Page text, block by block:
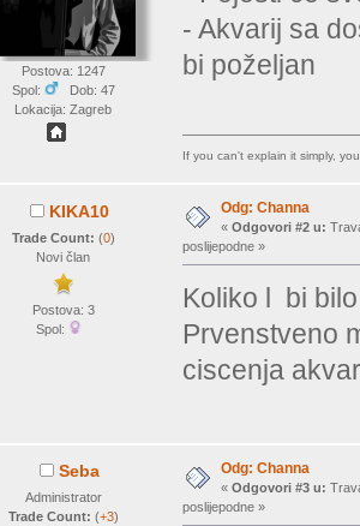
Postova: 1247
Spol:
Dob: 47
Lokacija: Zagreb
- Akvarij sa
bi poželjan
If you can't explain it simply,
KIKA10
Trade Count: (0)
Novi član
Postova: 3
Spol:
Odg: Channa
« Odgovori #2 u:
poslijepodne »
Koliko l bi
Prvenstveno
ciscenja
Seba
Administrator
Trade Count: (+3)
Odg: Channa
« Odgovori #3 u:
poslijepodne »